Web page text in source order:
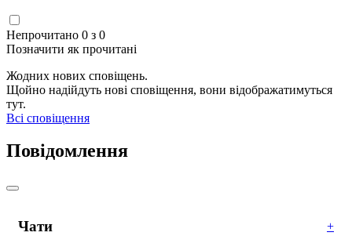
Непрочитано 0 з 0
Позначити як прочитані
Жодних нових сповіщень.
Щойно надійдуть нові сповіщення, вони відображатимуться
тут.
Всі сповіщення
Повідомлення
Чати +